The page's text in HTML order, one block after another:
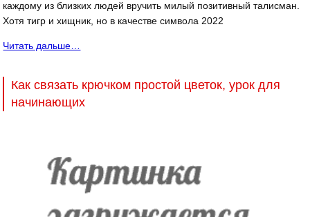
каждому из близких людей вручить милый позитивный талисман.
Хотя тигр и хищник, но в качестве символа 2022
Читать дальше…
Как связать крючком простой цветок, урок для
начинающих